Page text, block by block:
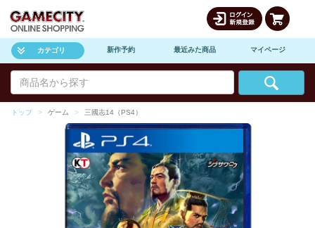
カテゴリ 新作予約 最近みた商品 マイページ
トップ ゲーム 三國志14（PS4）